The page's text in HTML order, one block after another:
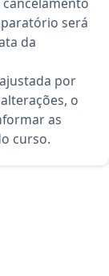
será
da
por
o
as
curso.